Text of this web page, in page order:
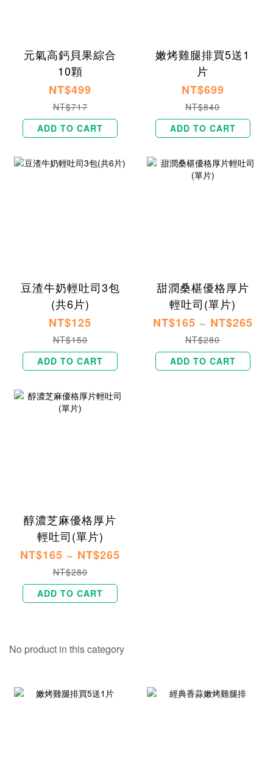
元氣高鈣貝果綜合
10顆
NT$499
NT$717
ADD TO CART
嫩烤雞腿排買5送1
片
NT$699
NT$840
ADD TO CART
豆渣牛奶輕吐司3包
(共6片)
NT$125
NT$150
ADD TO CART
甜潤​​​桑椹優格厚片
輕吐司​(單片)
NT$165 ~ NT$265
NT$280
ADD TO CART
醇濃芝麻優格厚片
輕吐司​(單片)
NT$165 ~ NT$265
NT$280
ADD TO CART
No product in this category